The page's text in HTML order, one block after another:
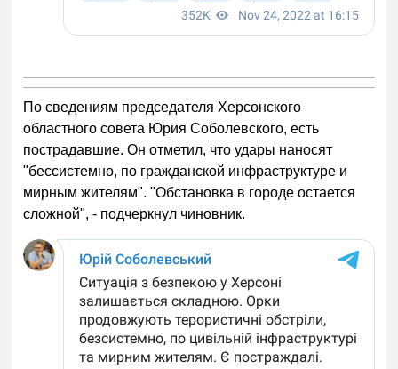
По сведениям председателя Херсонского
областного совета Юрия Соболевского, есть
пострадавшие. Он отметил, что удары наносят
"бессистемно, по гражданской инфраструктуре и
мирным жителям". "Обстановка в городе остается
сложной", - подчеркнул чиновник.